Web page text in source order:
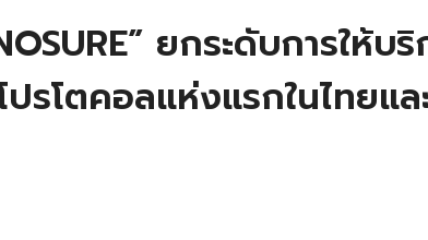
ยกระดับการให้
โตคอลแห่งแรกในไทยแล